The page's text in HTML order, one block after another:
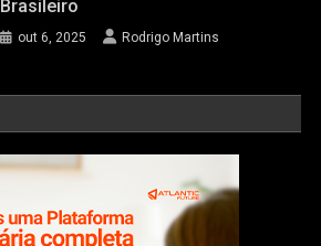
Brasileiro
out 6, 2025 Rodrigo Martins